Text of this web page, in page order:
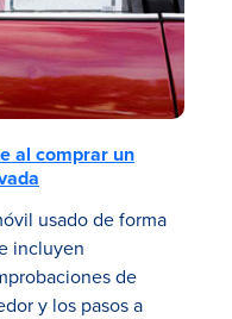
al comprar un
usado de forma
incluyen
de
y los pasos a